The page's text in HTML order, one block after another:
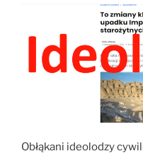
Obłąkani ideolodzy